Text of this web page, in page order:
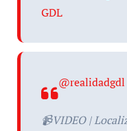
GDL
@realidadgdl
📹VIDEO |